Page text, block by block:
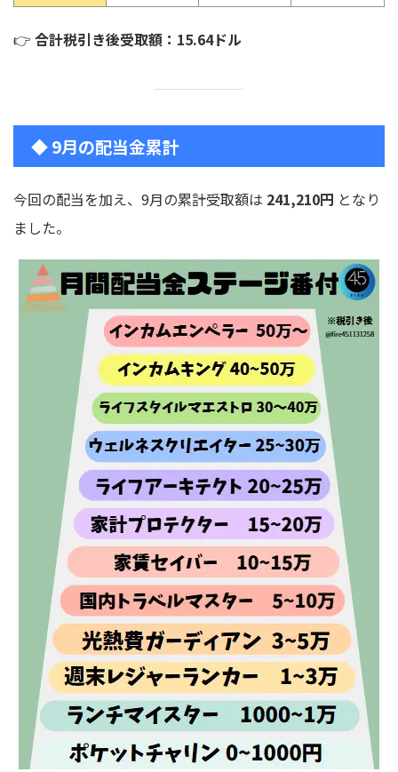
👉 合計税引き後受取額：15.64ドル
◆ 9月の配当金累計
今回の配当を加え、9月の累計受取額は 241,210円 となり
ました。